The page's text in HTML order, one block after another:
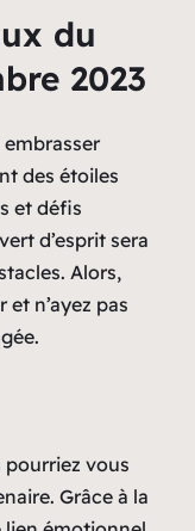
du
2023
des étoiles
et défis
d’esprit sera
Alors,
n’ayez pas
pourriez vous
Grâce à la